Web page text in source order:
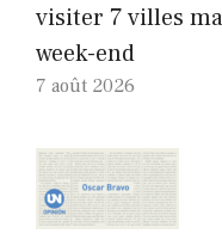
visiter 7 villes
week-end
7 août 2026